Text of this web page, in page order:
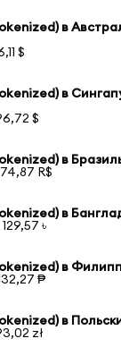
в
$
в
$
в
R$
в
৳
в
₱
в
zł